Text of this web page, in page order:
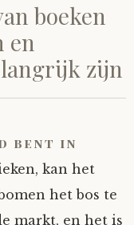
boeken
en
zijn
bent in
kan het
het bos te
markt, en het is